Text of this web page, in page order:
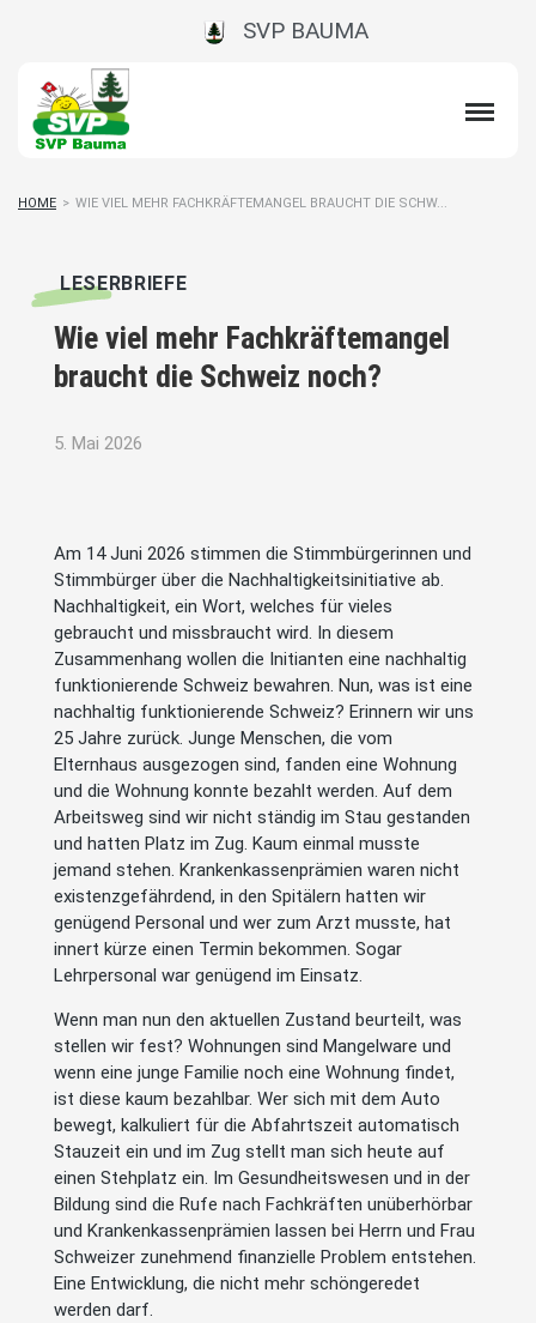
SVP BAUMA
HOME > WIE VIEL MEHR FACHKRÄFTEMANGEL BRAUCHT DIE SCHW...
LESERBRIEFE
Wie viel mehr Fachkräftemangel
braucht die Schweiz noch?
5. Mai 2026
Am 14 Juni 2026 stimmen die Stimmbürgerinnen und
Stimmbürger über die Nachhaltigkeitsinitiative ab.
Nachhaltigkeit, ein Wort, welches für vieles
gebraucht und missbraucht wird. In diesem
Zusammenhang wollen die Initianten eine nachhaltig
funktionierende Schweiz bewahren. Nun, was ist eine
nachhaltig funktionierende Schweiz? Erinnern wir uns
25 Jahre zurück. Junge Menschen, die vom
Elternhaus ausgezogen sind, fanden eine Wohnung
und die Wohnung konnte bezahlt werden. Auf dem
Arbeitsweg sind wir nicht ständig im Stau gestanden
und hatten Platz im Zug. Kaum einmal musste
jemand stehen. Krankenkassenprämien waren nicht
existenzgefährdend, in den Spitälern hatten wir
genügend Personal und wer zum Arzt musste, hat
innert kürze einen Termin bekommen. Sogar
Lehrpersonal war genügend im Einsatz.
Wenn man nun den aktuellen Zustand beurteilt, was
stellen wir fest? Wohnungen sind Mangelware und
wenn eine junge Familie noch eine Wohnung findet,
ist diese kaum bezahlbar. Wer sich mit dem Auto
bewegt, kalkuliert für die Abfahrtszeit automatisch
Stauzeit ein und im Zug stellt man sich heute auf
einen Stehplatz ein. Im Gesundheitswesen und in der
Bildung sind die Rufe nach Fachkräften unüberhörbar
und Krankenkassenprämien lassen bei Herrn und Frau
Schweizer zunehmend finanzielle Problem entstehen.
Eine Entwicklung, die nicht mehr schöngeredet
werden darf.